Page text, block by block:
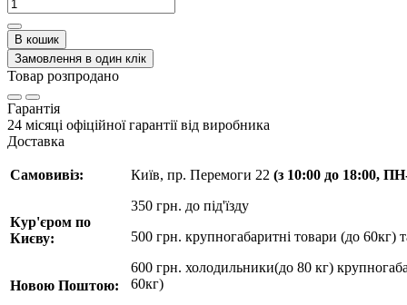
В кошик
Замовлення в один клік
Товар розпродано
Гарантія
24 місяці офіційної гарантії від виробника
Доставка
Самовивіз:
Кур'єром по
Києву:
Новою Поштою:
Київ, пр. Перемоги 22 (з 10:00 до 18:00,
350 грн. до під'їзду
500 грн. крупногабаритні товари (до 60кг)
600 грн. холодильники(до 80 кг)
60кг)